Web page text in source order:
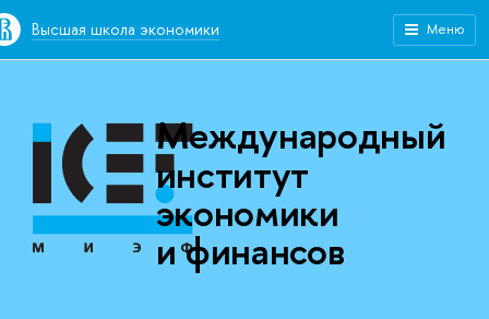
Высшая школа экономики Меню
Международный
институт
экономики
и финансов